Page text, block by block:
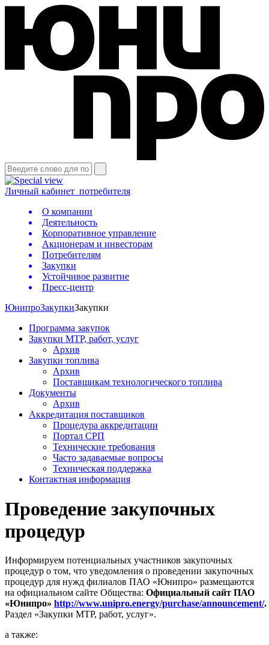
Личный кабинет потребителя
О компании
Деятельность
Корпоративное управление
Акционерам и инвесторам
Потребителям
Закупки
Устойчивое развитие
Пресс-центр
ЮнипроЗакупкиЗакупки
Программа закупок
Закупки МТР, работ, услуг
Архив
Закупки топлива
Архив
Поставщикам технологического топлива
Документы
Архив
Аккредитация поставщиков
Процедура аккредитации
Портал СРП
Технические требования
Часто задаваемые вопросы
Техническая поддержка
Контактная информация
Проведение закупочных
процедур
Информируем потенциальных участников закупочных
процедур о том, что уведомления о проведении закупочных
процедур для нужд филиалов ПАО «Юнипро» размещаются
на официальном сайте Общества: Официальный сайт ПАО
«Юнипро» http://www.unipro.energy/purchase/announcement/.
Раздел «Закупки МТР, работ, услуг».
а также: